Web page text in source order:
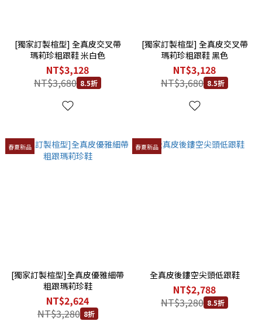
[獨家訂製楦型] 全真皮交叉帶
瑪莉珍粗跟鞋 米白色
NT$3,128
NT$3,680 8.5折
[獨家訂製楦型] 全真皮交叉帶
瑪莉珍粗跟鞋 黑色
NT$3,128
NT$3,680 8.5折
春夏新品
[獨家訂製楦型]全真皮優雅細帶
粗跟瑪莉珍鞋
NT$2,624
NT$3,280 8折
春夏新品
全真皮後鏤空尖頭低跟鞋
NT$2,788
NT$3,280 8.5折